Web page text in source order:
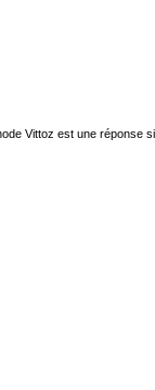
Vittoz est une réponse